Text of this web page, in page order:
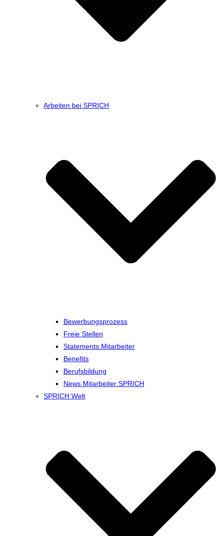
Arbeiten bei SPRICH
Bewerbungsprozess
Freie Stellen
Statements Mitarbeiter
Benefits
Berufsbildung
News Mitarbeiter SPRICH
SPRICH Welt